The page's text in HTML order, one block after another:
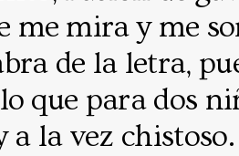
me mira y me
de la letra,
que para dos
a la vez chistoso.